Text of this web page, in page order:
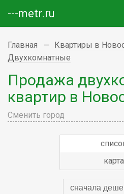
---metr.ru
Главная
Квартиры в
Двухкомнатные
Продажа
квартир в
Сменить город
карта
сначала